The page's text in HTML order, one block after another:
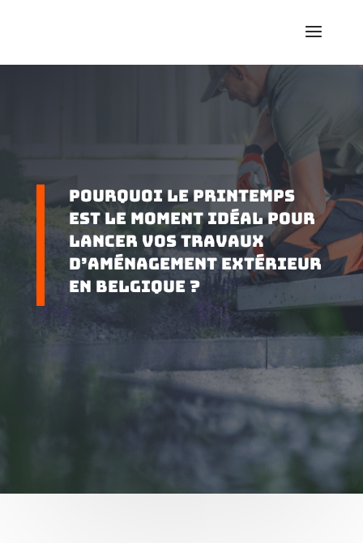
Pourquoi le printemps
est le moment idéal pour
lancer vos travaux
d’aménagement extérieur
en Belgique ?